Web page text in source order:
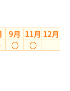
9月 11月 12月
〇 〇